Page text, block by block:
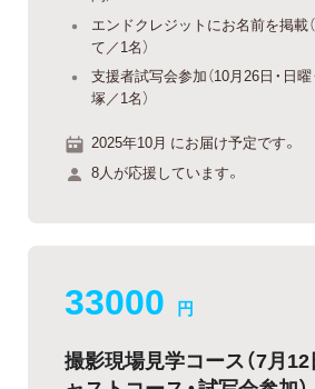
エンドクレジットにお名前を掲載
て／1名）
支援者試写会参加（10月26日・日
塚／1名）
2025年10月 にお届け予定です。
8人が応援しています。
33000 円
撮影現場見学コース（7月12